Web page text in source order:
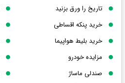
تاریخ را ورق بزنید
خرید پنکه اقساطی
خرید بلیط هواپیما
مزایده خودرو
صندلی ماساژ